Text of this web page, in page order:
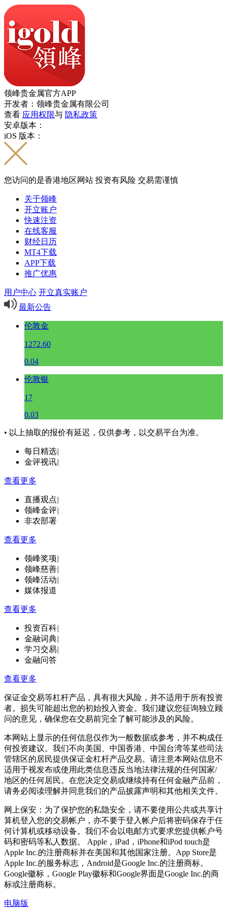
领峰贵金属官方APP
开发者：领峰贵金属有限公司
查看 应用权限与 隐私政策
安卓版本：
iOS 版本：
您访问的是香港地区网站 投资有风险 交易需谨慎
关于领峰
开立账户
快速注资
在线客服
财经日历
MT4下载
APP下载
推广优惠
用户中心 开立真实账户
最新公告
伦敦金
1272.60
0.04
伦敦银
17
0.03
• 以上抽取的报价有延迟，仅供参考，以交易平台为准。
每日精选|
金评视讯|
查看更多
直播观点|
领峰金评|
非农部署
查看更多
领峰奖项|
领峰慈善|
领峰活动|
媒体报道
查看更多
投资百科|
金融词典|
学习交易|
金融问答
查看更多
保证金交易等杠杆产品，具有很大风险，并不适用于所有投资
者。损失可能超出您的初始投入资金。我们建议您征询独立顾
问的意见，确保您在交易前完全了解可能涉及的风险。
本网站上显示的任何信息仅作为一般数据或参考，并不构成任
何投资建议。我们不向美国、中国香港、中国台湾等某些司法
管辖区的居民提供保证金杠杆产品交易。请注意本网站信息不
适用于视发布或使用此类信息违反当地法律法规的任何国家/
地区的任何居民。在您决定交易或继续持有任何金融产品前，
请务必阅读理解并同意我们的产品披露声明和其他相关文件。
网上保安：为了保护您的私隐安全，请不要使用公共或共享计
算机登入您的交易帐户，亦不要于登入帐户后将密码保存于任
何计算机或移动设备。我们不会以电邮方式要求您提供帐户号
码和密码等私人数据。 Apple，iPad，iPhone和iPod touch是
Apple Inc.的注册商标并在美国和其他国家注册。App Store是
Apple Inc.的服务标志，Android是Google Inc.的注册商标。
Google徽标，Google Play徽标和Google界面是Google Inc.的商
标或注册商标。
电脑版